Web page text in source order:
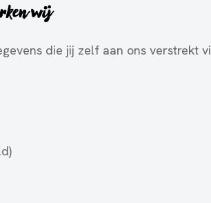
wij
die jij zelf aan ons verstrekt